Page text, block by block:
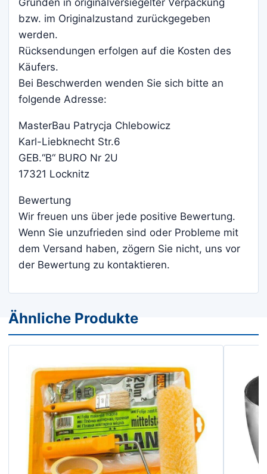
Gründen in originalversiegelter Verpackung
bzw. im Originalzustand zurückgegeben
werden.
Rücksendungen erfolgen auf die Kosten des
Käufers.
Bei Beschwerden wenden Sie sich bitte an
folgende Adresse:
MasterBau Patrycja Chlebowicz
Karl-Liebknecht Str.6
GEB.“B“ BURO Nr 2U
17321 Locknitz
Bewertung
Wir freuen uns über jede positive Bewertung.
Wenn Sie unzufrieden sind oder Probleme mit
dem Versand haben, zögern Sie nicht, uns vor
der Bewertung zu kontaktieren.
Ähnliche Produkte